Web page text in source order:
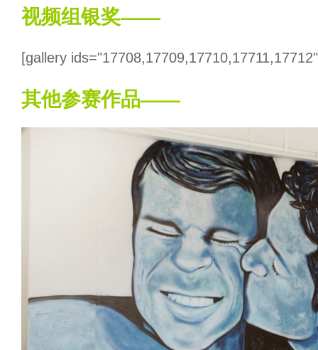
视频组银奖——
[gallery
其他参赛作品——